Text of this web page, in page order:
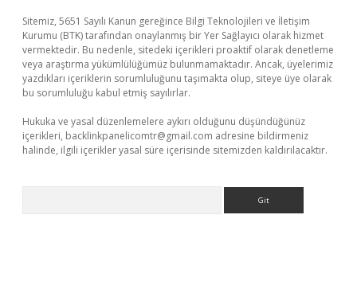
Sitemiz, 5651 Sayılı Kanun gereğince Bilgi Teknolojileri ve İletişim
Kurumu (BTK) tarafından onaylanmış bir Yer Sağlayıcı olarak hizmet
vermektedir. Bu nedenle, sitedeki içerikleri proaktif olarak denetleme
veya araştırma yükümlülüğümüz bulunmamaktadır. Ancak, üyelerimiz
yazdıkları içeriklerin sorumluluğunu taşımakta olup, siteye üye olarak
bu sorumluluğu kabul etmiş sayılırlar.
Hukuka ve yasal düzenlemelere aykırı olduğunu düşündüğünüz
içerikleri, backlinkpanelicomtr@gmail.com adresine bildirmeniz
halinde, ilgili içerikler yasal süre içerisinde sitemizden kaldırılacaktır.